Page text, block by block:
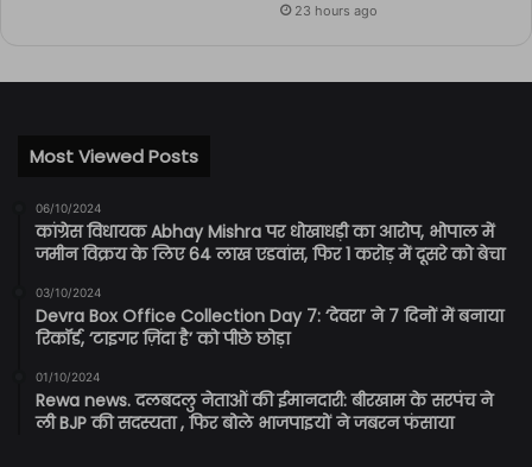
23 hours ago
Most Viewed Posts
06/10/2024
कांग्रेस विधायक Abhay Mishra पर धोखाधड़ी का आरोप, भोपाल में
जमीन विक्रय के लिए 64 लाख एडवांस, फिर 1 करोड़ में दूसरे को बेचा
03/10/2024
Devra Box Office Collection Day 7: ‘देवरा’ ने 7 दिनों में बनाया
रिकॉर्ड, ‘टाइगर ज़िंदा है’ को पीछे छोड़ा
01/10/2024
Rewa news. दलबदलु नेताओं की ईमानदारी: बीरखाम के सरपंच ने
ली BJP की सदस्यता , फिर बोले भाजपाइयों ने जबरन फंसाया